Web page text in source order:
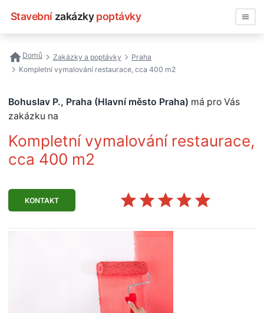
Stavební zakázky poptávky
Všechny zakázky
Nejčastější vyhledávání
Domů Zakázky a poptávky
Praha
Kompletní vymalování restaurace, cca 400 m2
Bohuslav P., Praha (Hlavní město Praha) má pro Vás
zakázku na
Kompletní vymalování restaurace,
cca 400 m2
KONTAKT